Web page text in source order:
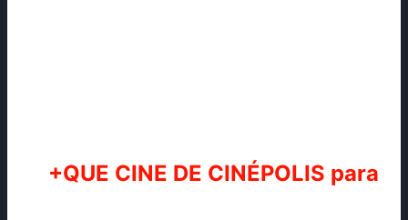
+QUE CINE DE CINÉPOLIS para